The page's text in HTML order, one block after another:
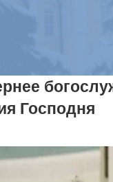
Господня